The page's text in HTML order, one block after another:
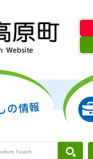
の情報